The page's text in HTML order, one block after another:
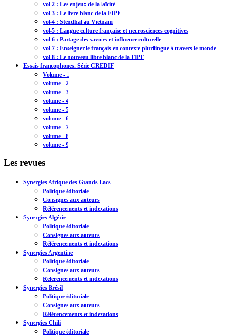
vol-2 : Les enjeux de la laïcité
vol-3 : Le livre blanc de la FIPF
vol-4 : Stendhal au Vietnam
vol-5 : Langue culture française et neurosciences cognitives
vol-6 : Partage des savoirs et influence culturelle
vol-7 : Enseigner le français en contexte plurilingue à travers le monde
vol-8 : Le nouveau libre blanc de la FIPF
Essais francophones. Série CREDIF
Volume - 1
volume - 2
volume - 3
volume - 4
volume - 5
volume - 6
volume - 7
volume - 8
volume - 9
Les revues
Synergies Afrique des Grands Lacs
Politique éditoriale
Consignes aux auteurs
Référencements et indexations
Synergies Algérie
Politique éditoriale
Consignes aux auteurs
Référencements et indexations
Synergies Argentine
Politique éditoriale
Consignes aux auteurs
Référencements et indexations
Synergies Brésil
Politique éditoriale
Consignes aux auteurs
Référencements et indexations
Synergies Chili
Politique éditoriale